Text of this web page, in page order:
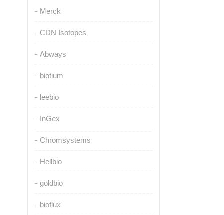
Merck
CDN Isotopes
Abways
biotium
leebio
InGex
Chromsystems
Hellbio
goldbio
bioflux